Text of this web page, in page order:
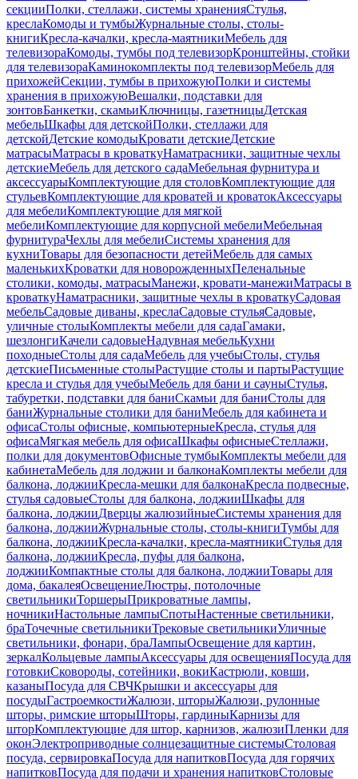
секцииПолки, стеллажи, системы храненияСтулья,
креслаКомоды и тумбыЖурнальные столы, столы-
книгиКресла-качалки, кресла-маятникиМебель для
телевизораКомоды, тумбы под телевизорКронштейны, стойки
для телевизораКаминокомплекты под телевизорМебель для
прихожейСекции, тумбы в прихожуюПолки и системы
хранения в прихожуюВешалки, подставки для
зонтовБанкетки, скамьиКлючницы, газетницыДетская
мебельШкафы для детскойПолки, стеллажи для
детскойДетские комодыКровати детскиеДетские
матрасыМатрасы в кроваткуНаматрасники, защитные чехлы
детскиеМебель для детского садаМебельная фурнитура и
аксессуарыКомплектующие для столовКомплектующие для
стульевКомплектующие для кроватей и кроватокАксессуары
для мебелиКомплектующие для мягкой
мебелиКомплектующие для корпусной мебелиМебельная
фурнитураЧехлы для мебелиСистемы хранения для
кухниТовары для безопасности детейМебель для самых
маленькихКроватки для новорожденныхПеленальные
столики, комоды, матрасыМанежи, кровати-манежиМатрасы в
кроваткуНаматрасники, защитные чехлы в кроваткуСадовая
мебельСадовые диваны, креслаСадовые стульяСадовые,
уличные столыКомплекты мебели для садаГамаки,
шезлонгиКачели садовыеНадувная мебельКухни
походныеСтолы для садаМебель для учебыСтолы, стулья
детскиеПисьменные столыРастущие столы и партыРастущие
кресла и стулья для учебыМебель для бани и сауныСтулья,
табуретки, подставки для баниСкамьи для баниСтолы для
баниЖурнальные столики для баниМебель для кабинета и
офисаСтолы офисные, компьютерныеКресла, стулья для
офисаМягкая мебель для офисаШкафы офисныеСтеллажи,
полки для документовОфисные тумбыКомплекты мебели для
кабинетаМебель для лоджии и балконаКомплекты мебели для
балкона, лоджииКресла-мешки для балконаКресла подвесные,
стулья садовыеСтолы для балкона, лоджииШкафы для
балкона, лоджииДверцы жалюзийныеСистемы хранения для
балкона, лоджииЖурнальные столы, столы-книгиТумбы для
балкона, лоджииКресла-качалки, кресла-маятникиСтулья для
балкона, лоджииКресла, пуфы для балкона,
лоджииКомпактные столы для балкона, лоджииТовары для
дома, бакалеяОсвещениеЛюстры, потолочные
светильникиТоршерыПрикроватные лампы,
ночникиНастольные лампыСпотыНастенные светильники,
браТочечные светильникиТрековые светильникиУличные
светильники, фонари, браЛампыОсвещение для картин,
зеркалКольцевые лампыАксессуары для освещенияПосуда для
готовкиСковороды, сотейники, вокиКастрюли, ковши,
казаныПосуда для СВЧКрышки и аксессуары для
посудыГастроемкостиЖалюзи, шторыЖалюзи, рулонные
шторы, римские шторыШторы, гардиныКарнизы для
шторКомплектующие для штор, карнизов, жалюзиПленки для
оконЭлектроприводные солнцезащитные системыСтоловая
посуда, сервировкаПосуда для напитковПосуда для горячих
напитковПосуда для подачи и хранения напитковСтоловые